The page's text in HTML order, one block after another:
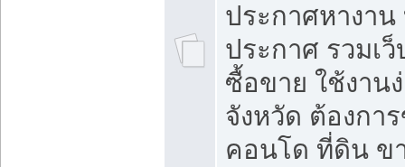
ประกาศหางาน
ประกาศ รวมเ
ซื้อขาย ใช้งาน
จังหวัด ต้องกา
คอนโด ที่ดิน ข